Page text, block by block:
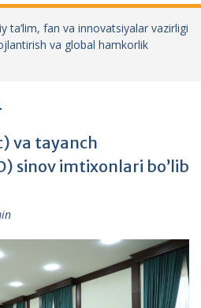
ta’lim, fan va innovatsiyalar vazirligi
va global hamkorlik
va tayanch
sinov imtixonlari bo’lib